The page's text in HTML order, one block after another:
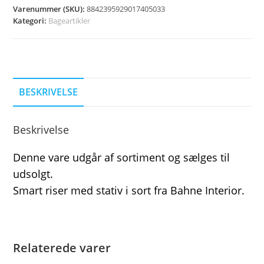
Varenummer (SKU):8842395929017405033
Kategori: Bageartikler
BESKRIVELSE
Beskrivelse
Denne vare udgår af sortiment og sælges til
udsolgt.
Smart riser med stativ i sort fra Bahne Interior.
Relaterede varer